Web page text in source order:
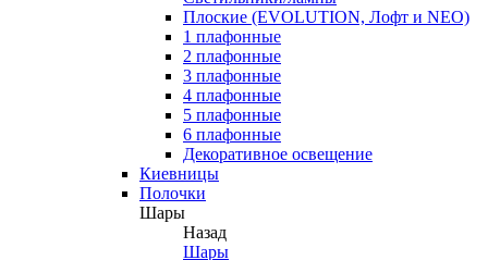
Плоские (EVOLUTION, Лофт и NEO)
1 плафонные
2 плафонные
3 плафонные
4 плафонные
5 плафонные
6 плафонные
Декоративное освещение
Киевницы
Полочки
Шары
Назад
Шары